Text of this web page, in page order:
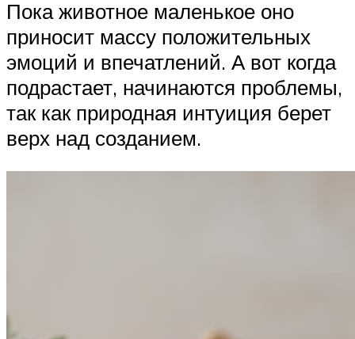
Пока животное маленькое оно
приносит массу положительных
эмоций и впечатлений. А вот когда
подрастает, начинаются проблемы,
так как природная интуиция берет
верх над созданием.